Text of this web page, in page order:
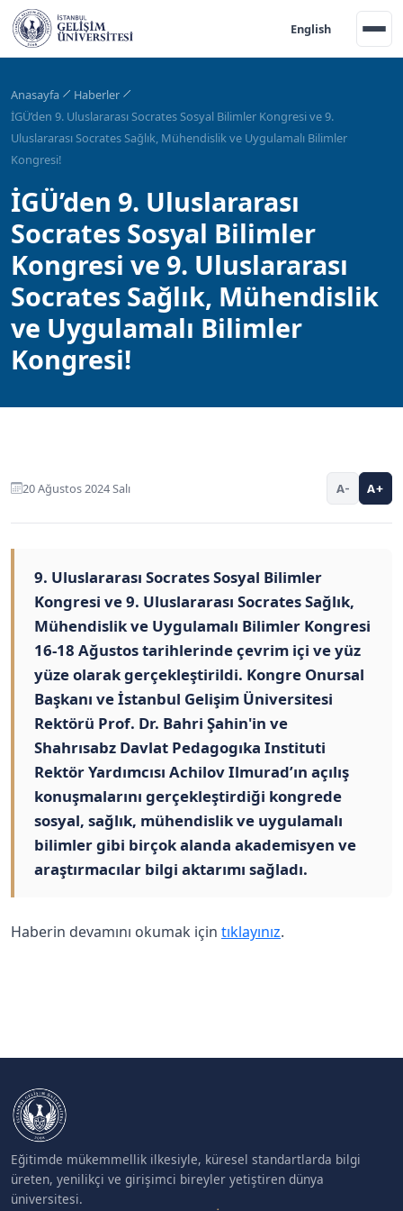
English
Anasayfa
Haberler
İGÜ’den 9. Uluslararası Socrates Sosyal Bilimler Kongresi ve 9.
Uluslararası Socrates Sağlık, Mühendislik ve Uygulamalı Bilimler
Kongresi!
İGÜ’den 9. Uluslararası
Socrates Sosyal Bilimler
Kongresi ve 9. Uluslararası
Socrates Sağlık, Mühendislik
ve Uygulamalı Bilimler
Kongresi!
20 Ağustos 2024 Salı A- A+
9. Uluslararası Socrates Sosyal Bilimler
Kongresi ve 9. Uluslararası Socrates Sağlık,
Mühendislik ve Uygulamalı Bilimler Kongresi
16-18 Ağustos tarihlerinde çevrim içi ve yüz
yüze olarak gerçekleştirildi. Kongre Onursal
Başkanı ve İstanbul Gelişim Üniversitesi
Rektörü Prof. Dr. Bahri Şahin'in ve
Shahrısabz Davlat Pedagogıka Instituti
Rektör Yardımcısı Achilov Ilmurad’ın açılış
konuşmalarını gerçekleştirdiği kongrede
sosyal, sağlık, mühendislik ve uygulamalı
bilimler gibi birçok alanda akademisyen ve
araştırmacılar bilgi aktarımı sağladı.
Haberin devamını okumak için tıklayınız.
Eğitimde mükemmellik ilkesiyle, küresel standartlarda bilgi
üreten, yenilikçi ve girişimci bireyler yetiştiren dünya
üniversitesi.